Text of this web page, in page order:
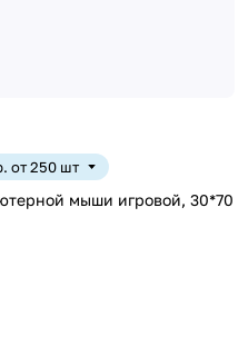
от 250 шт
мыши игровой, 30*70